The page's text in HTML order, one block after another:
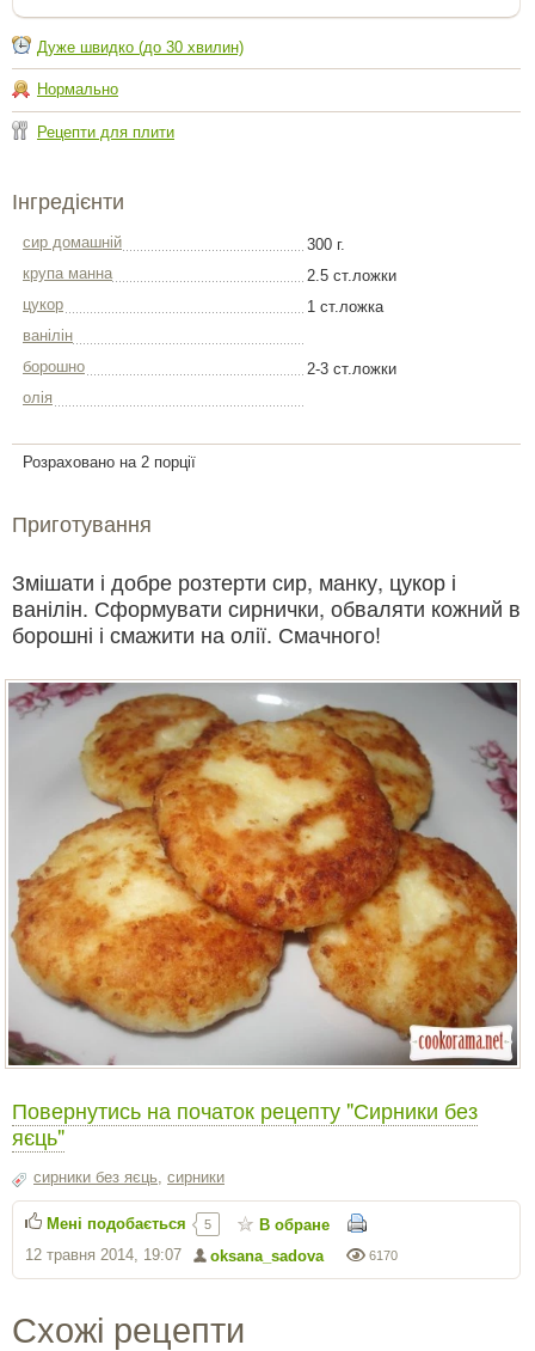
Дуже швидко (до 30 хвилин)
Нормально
Рецепти для плити
Інгредієнти
сир домашній
300 г.
крупа манна
2.5 ст.ложки
цукор
1 ст.ложка
ванілін
борошно
2-3 ст.ложки
олія
Розраховано на 2 порції
Приготування
Змішати і добре розтерти сир, манку, цукор і
ванілін. Сформувати сирнички, обваляти кожний в
борошні і смажити на олії. Смачного!
Повернутись на початок рецепту "Сирники без
яєць"
сирники без яєць сирники
6170
oksana_sadova
12 травня 2014, 19:07
Мені подобається 5 В обране
Схожі рецепти